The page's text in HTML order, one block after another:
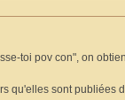
toi pov con", on
qu'elles sont publiées